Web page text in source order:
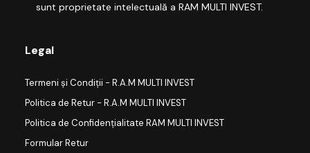
sunt proprietate intelectuală a RAM MULTI INVEST.
Legal
Termeni și Condiții - R.A.M MULTI INVEST
Politica de Retur - R.A.M MULTI INVEST
Politica de Confidențialitate RAM MULTI INVEST
Formular Retur